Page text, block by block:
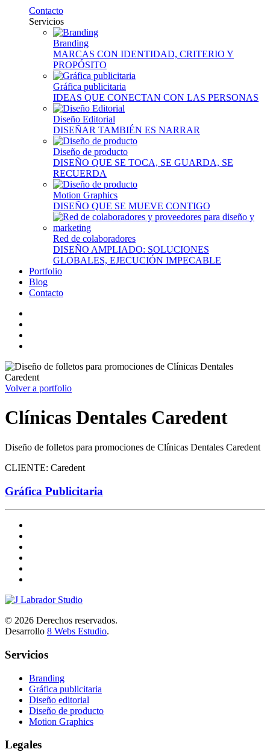
Contacto
Servicios
Branding
MARCAS CON IDENTIDAD, CRITERIO Y
PROPÓSITO
Gráfica publicitaria
IDEAS QUE CONECTAN CON LAS PERSONAS
Diseño Editorial
DISEÑAR TAMBIÉN ES NARRAR
Diseño de producto
DISEÑO QUE SE TOCA, SE GUARDA, SE
RECUERDA
Motion Graphics
DISEÑO QUE SE MUEVE CONTIGO
Red de colaboradores
DISEÑO AMPLIADO: SOLUCIONES
GLOBALES, EJECUCIÓN IMPECABLE
Portfolio
Blog
Contacto
Volver a portfolio
Clínicas Dentales Caredent
Diseño de folletos para promociones de Clínicas Dentales Caredent
CLIENTE: Caredent
Gráfica Publicitaria
© 2026 Derechos reservados.
Desarrollo 8 Webs Estudio.
Servicios
Branding
Gráfica publicitaria
Diseño editorial
Diseño de producto
Motion Graphics
Legales